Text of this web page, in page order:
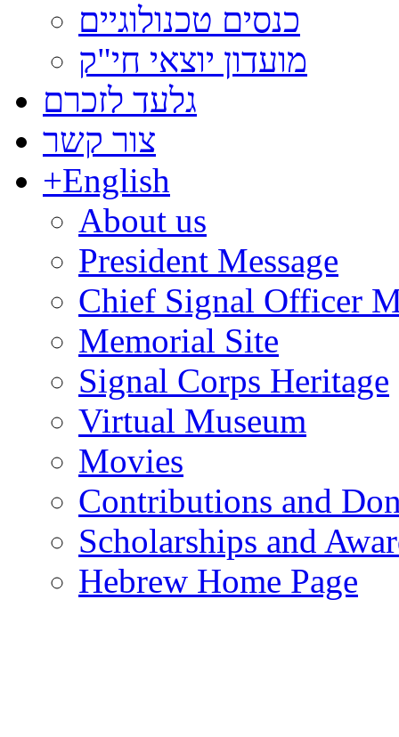
כנסים טכנולוגיים
מועדון יוצאי חי"ק
גלעד לזכרם
צור קשר
+English
About us
President Message
Chief Signal Officer
Memorial Site
Signal Corps Heritage
Virtual Museum
Movies
Contributions and
Scholarships and
Hebrew Home Page